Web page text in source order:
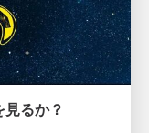
るか？